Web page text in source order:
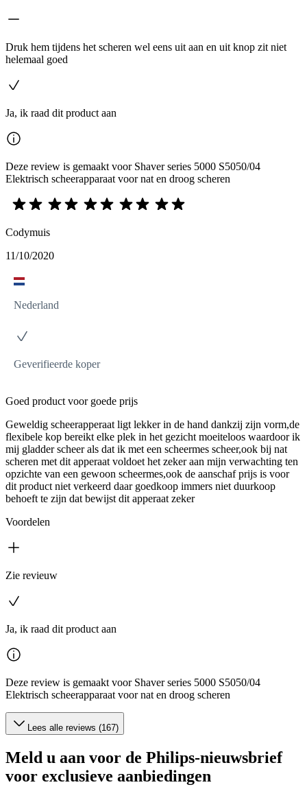
Druk hem tijdens het scheren wel eens uit aan en uit knop zit niet
helemaal goed
Ja, ik raad dit product aan
Deze review is gemaakt voor Shaver series 5000 S5050/04
Elektrisch scheerapparaat voor nat en droog scheren
Codymuis
11/10/2020
Nederland
Geverifieerde koper
Goed product voor goede prijs
Geweldig scheerapperaat ligt lekker in de hand dankzij zijn vorm,de
flexibele kop bereikt elke plek in het gezicht moeiteloos waardoor ik
mij gladder scheer als dat ik met een scheermes scheer,ook bij nat
scheren met dit apperaat voldoet het zeker aan mijn verwachting ten
opzichte van een gewoon scheermes,ook de aanschaf prijs is voor
dit product niet verkeerd daar goedkoop immers niet duurkoop
behoeft te zijn dat bewijst dit apperaat zeker
Voordelen
Zie revieuw
Ja, ik raad dit product aan
Deze review is gemaakt voor Shaver series 5000 S5050/04
Elektrisch scheerapparaat voor nat en droog scheren
Lees alle reviews (167)
Meld u aan voor de Philips-nieuwsbrief
voor exclusieve aanbiedingen